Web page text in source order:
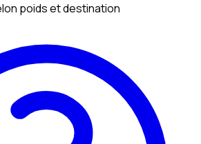
poids et destination